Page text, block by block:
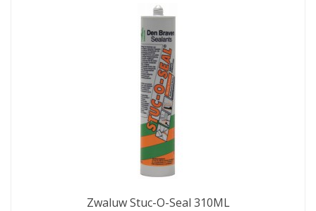
Zwaluw Stuc-O-Seal 310ML